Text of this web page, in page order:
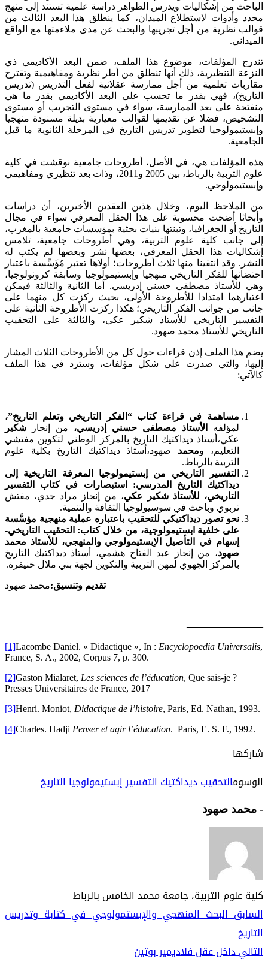
الباحث من إشكاليات ويدرس الظواهر دراسة علمية تستند إلى منهج
محدد وأدوات لاستطلاع الميدان، كما ينطلق هذا البعد الثالث من
قوالب نظرية من أجل تجريبها والبحث عن مدى ملاءمتها مع الواقع
الميداني.
تندرج المؤلفات، موضوع هذا الملف، ضمن البعد الأكاديمي ذي
النزعة التنظيرية، ذلك أنها تنطلق من أطر نظرية ومفاهيمية وتقترح
مقاربات تعلمية من أجل ممارسة عقلانية لفعل التدريس (تدريس
التاريخ)، فهي بقدر ما تحسب على البعد الأكاديمي بقدر ما هي
منفتحة على بعد الممارسة، سواء في مستوى التجريب أو مستوى
التشخيص، فضلا عن تقديمها لقوالب معيارية بديلة مسنودة منهجيا
وإبستيمولوجيا لتطوير تدريس التاريخ في المرحلة الثانوية ما قبل
الجامعية.
هذه المؤلفات هي، في الأصل، أطروحات جامعية نوقشت في كلية
علوم التربية بالرباط، بين 2005 و2011، وذات بعد تنظيري ومفاهيمي
وإبستيمولوجي.
من الملاحظ اليوم، وخلال هذين العقدين الأخيرين، أن دراسات
وأبحاثا أضحت محسوبة على هذا الحقل المعرفي سواء في مجال
التاريخ أو الجغرافيا، وتبنتها بنيات بحثية بمؤسسات جامعية بالمغرب،
إلى جانب كلية علوم التربية، وهي أطروحات جامعية، تلامس
إشكاليات هذا الحقل المعرفي، بعضها نشر وبعضها لم يكتب له
النشر. وقد انتقينا منها ثلاث أطروحات؛ أولاها تعتبر مُؤَسِّسة باعتبار
احتضانها للفكر التاريخي منهجيا وإبستيمولوجيا وسابقة كرونولوجيا،
وهي للأستاذ مصطفى حسني إدريسي. أما الثانية والثالثة فيمكن
اعتبارهما امتدادا للأطروحة الأولى، بحيث ركزت كل منهما على
جانب من جوانب الفكر التاريخي؛ هكذا ركزت الأطروحة الثانية على
التفسير التاريخي للأستاذ شكير عكي، والثالثة على التحقيب
التاريخي للأستاذ محمد صهود.
يضم هذا الملف إذن قراءات حول كل من الأطروحات الثلاث المشار
إليها، والتي صدرت على شكل مؤلفات، وسترد في هذا الملف
كالآتي:
مساهمة في قراءة كتاب “الفكر التاريخي وتعلم التاريخ”،
لمؤلفه الأستاذ مصطفى حسني إدريسي، من إنجاز
شكير
عكي،أستاذ ديداكتيك التاريخ بالمركز الوطني لتكوين مفتشي
التعليم، ومحمد صهود،أستاذ ديداكتيك التاريخ بكلية علوم
التربية بالرباط.
التفسير التاريخي من إبستيمولوجيا المعرفة التاريخية إلى
ديداكتيك التاريخ المدرسي: استبصارات في كتاب التفسير
التاريخي، للأستاذ شكير عكي، من إنجاز مراد جدي، مفتش
تربوي وباحث في سوسيولوجيا الثقافة والتنمية.
نحو تصور ديداكتيكي للتحقيب باعتباره عملية منهجية مؤسَّسة
على خلفية ابستيمولوجية، من خلال كتاب: التحقيب التاريخي-
إسهام في التأصيل الإبستيمولوجي والمنهجي، للأستاذ محمد
صهود، من إنجاز عبد الفتاح هشمي، أستاذ ديداكتيك التاريخ
بالمركز الجهوي لمهن التربية والتكوين لجهة بني ملال خنيفرة.
تقديم وتنسيق:محمد صهود
————————
[1]Lacombe Daniel. « Didactique », In : Encyclopoedia Universalis,
France, S. A., 2002, Corpus 7, p. 300.
[2]Gaston Mialaret, Les sciences de l’éducation, Que sais-je ?
Presses Universitaires de France, 2017
[3]Henri. Moniot, Didactique de l’histoire, Paris, Ed. Nathan, 1993.
[4]Charles. Hadji Penser et agir l’éducation. Paris, E. S. F., 1992.
شاركها
الوسومالتحقيبديداكتيكالتفسيرإبستيمولوجياالتاريخ
- محمد صهود
كلية علوم التربية، جامعة محمد الخامس بالرباط
السابقالبحث المنهجي والإبستمولوجي في كتابة وتدريس
التاريخ
التاليداخل عقل فلاديمير بوتين